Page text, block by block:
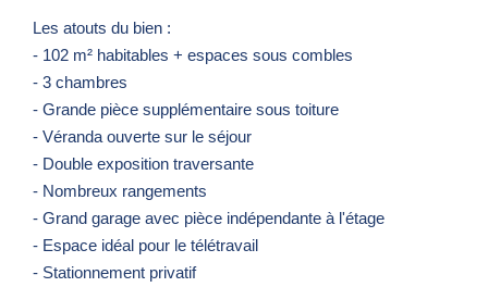
Les atouts du bien :
- 102 m² habitables + espaces sous combles
- 3 chambres
- Grande pièce supplémentaire sous toiture
- Véranda ouverte sur le séjour
- Double exposition traversante
- Nombreux rangements
- Grand garage avec pièce indépendante à l'étage
- Espace idéal pour le télétravail
- Stationnement privatif